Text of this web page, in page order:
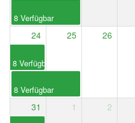
8 Verfügbar
24
8 Verfügbar
8 Verfügbar
25 26
31 1 2